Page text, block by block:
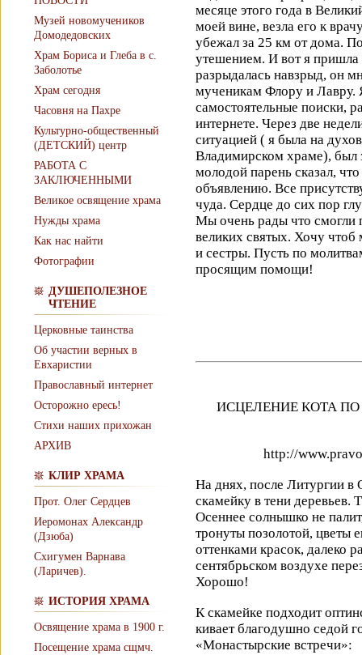
Музей новомучеников
Домодедовских
Храм Бориса и Глеба в с.
Заболотье
Храм сегодня
Часовня на Пахре
Культурно-общественный
(ДЕТСКИЙ) центр
РАБОТА С
ЗАКЛЮЧЕННЫМИ
Великое освящение храма
Нужды храма
Как нас найти
Фотографии
ДУШЕПОЛЕЗНОЕ
ЧТЕНИЕ
Церковные таинства
Об участии верных в
Евхаристии
Православный интернет
Осторожно ересь!
Стихи наших прихожан
АРХИВ
КЛИР ХРАМА
Прот. Олег Сердцев
Иеромонах Александр
(Дзюба)
Схигумен Варнава
(Ларичев).
ИСТОРИЯ ХРАМА
Освящение храма в 1900 г.
Посещение храма сщмч.
месяце этого года в
моей вине, везла его к
убежал за 25 км от дома.
утешением. И вот я пришла
разрыдалась навзрыд, он
мученикам Флору и Лавру.
самостоятельные поиски,
интернете. Через две
ситуацией ( я была на
Владимирском храме), был
молодой парень сказал,
объявлению. Все
чуда. Сердце до сих пор
Мы очень рады что смогли
великих святых. Хочу
и сестры. Пусть по
просящим помощи!
ИСЦЕЛЕНИЕ КОТА
http://
На днях, после Литургии в
скамейку в тени деревьев.
Осеннее солнышко не
тронуты позолотой, цветы
оттенками красок, далеко
сентябрьском воздухе
Хорошо!
К скамейке подходит
кивает благодушно седой
«Монастырские встречи»: